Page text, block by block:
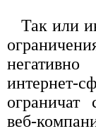
Так или
веб-